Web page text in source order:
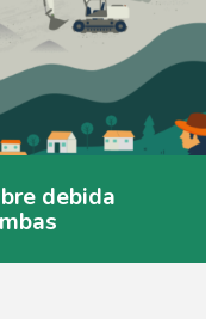
debida